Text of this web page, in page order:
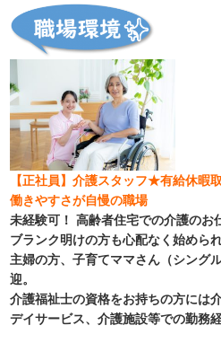
【正社員】介護スタッフ★有給休暇
働きやすさが自慢の職場
未経験可！ 高齢者住宅での介護のお
ブランク明けの方も心配なく始めら
主婦の方、子育てママさん（シング
迎。
介護福祉士の資格をお持ちの方には
デイサービス、介護施設等での勤務